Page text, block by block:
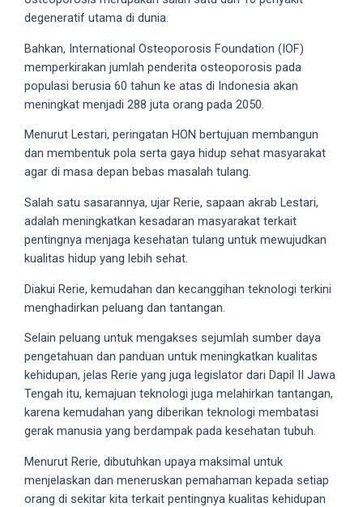
You
also
use
embed
code
porn
videos
other
18Tube.tv
you’ll
find
exclusive
porn
productions
ourselves.
Surf
degeneratif utama di dunia.
Bahkan, International Osteoporosis Foundation (IOF)
memperkirakan jumlah penderita osteoporosis pada
populasi berusia 60 tahun ke atas di Indonesia akan
meningkat menjadi 288 juta orang pada 2050.
Menurut Lestari, peringatan HON bertujuan membangun
dan membentuk pola serta gaya hidup sehat masyarakat
agar di masa depan bebas masalah tulang.
Salah satu sasarannya, ujar Rerie, sapaan akrab Lestari,
adalah meningkatkan kesadaran masyarakat terkait
pentingnya menjaga kesehatan tulang untuk mewujudkan
kualitas hidup yang lebih sehat.
Diakui Rerie, kemudahan dan kecanggihan teknologi terkini
menghadirkan peluang dan tantangan.
Selain peluang untuk mengakses sejumlah sumber daya
pengetahuan dan panduan untuk meningkatkan kualitas
kehidupan, jelas Rerie yang juga legislator dari Dapil II Jawa
Tengah itu, kemajuan teknologi juga melahirkan tantangan,
karena kemudahan yang diberikan teknologi membatasi
gerak manusia yang berdampak pada kesehatan tubuh.
Menurut Rerie, dibutuhkan upaya maksimal untuk
menjelaskan dan meneruskan pemahaman kepada setiap
orang di sekitar kita terkait pentingnya kualitas kehidupan